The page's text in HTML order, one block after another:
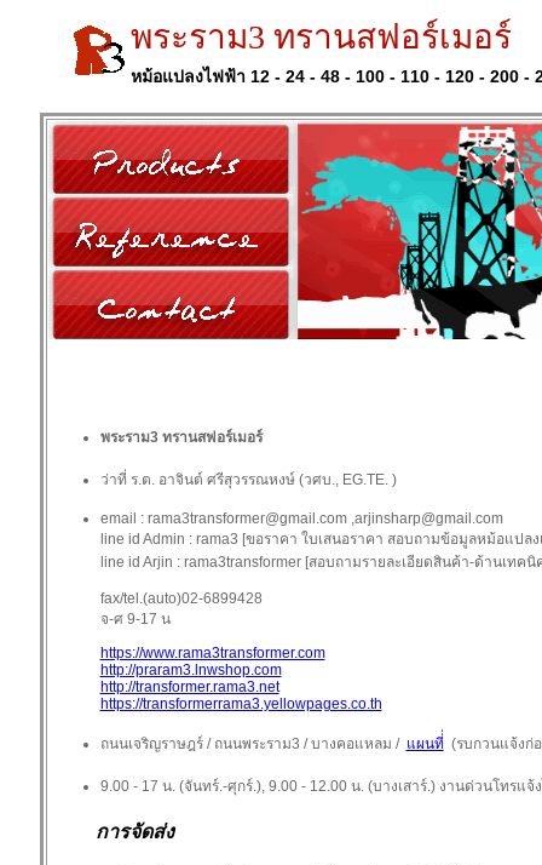
พระราม3 ทรานสฟอร์เมอร์
หม้อแปลงไฟฟ้า 12 - 24 - 48 - 100 - 110 - 120 - 200
พระราม3 ทรานสฟอร์เมอร์
ว่าที่ ร.ต. อาจินต์ ศรีสุวรรณหงษ์ (วศบ., EG.TE. )
email : rama3transformer@gmail.com ,arjinsharp@gmail.com
line id Admin : rama3 [ขอราคา ใบเสนอราคา สอบถามข้อมูลหม้อแปลง
line id Arjin : rama3transformer [สอบถามรายละเอียดสินค้า-ด้านเทคนิ
fax/tel.(auto)02-6899428
จ-ศ 9-17 น
https://www.rama3transformer.com
http://praram3.lnwshop.com
http://transformer.rama3.net
https://transformerrama3.yellowpages.co.th
ถนนเจริญราษฎร์ / ถนนพระราม3 / บางคอแหลม / แผนที่่(รบกวนแจ้งก่อ
9.00 - 17 น. (จันทร์.-ศุกร์.), 9.00 - 12.00 น. (บางเสาร์.) งานด่วนโทรแจ้
การจัดส่ง